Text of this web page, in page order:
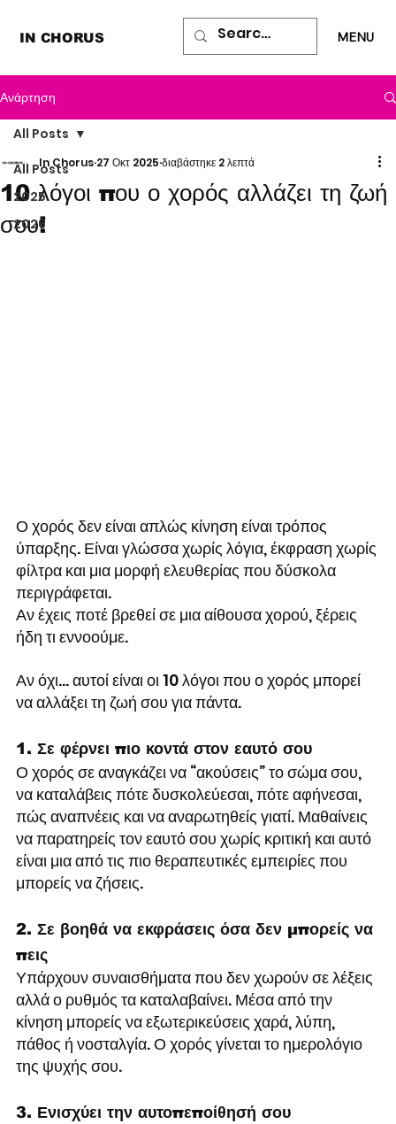
IN CHORUS MENU
Ανάρτηση
All Posts
2025
2026
All Posts
10 λόγοι που ο χορός αλλάζει τη ζωή
σου!
In Chorus 27 Οκτ 2025 διαβάστηκε 2 λεπτά
Ο χορός δεν είναι απλώς κίνηση είναι τρόπος
ύπαρξης. Είναι γλώσσα χωρίς λόγια, έκφραση χωρίς
φίλτρα και μια μορφή ελευθερίας που δύσκολα
περιγράφεται.
Αν έχεις ποτέ βρεθεί σε μια αίθουσα χορού, ξέρεις
ήδη τι εννοούμε.
Αν όχι… αυτοί είναι οι 10 λόγοι που ο χορός μπορεί
να αλλάξει τη ζωή σου για πάντα.
1. Σε φέρνει πιο κοντά στον εαυτό σου
Ο χορός σε αναγκάζει να “ακούσεις” το σώμα σου,
να καταλάβεις πότε δυσκολεύεσαι, πότε αφήνεσαι,
πώς αναπνέεις και να αναρωτηθείς γιατί. Μαθαίνεις
να παρατηρείς τον εαυτό σου χωρίς κριτική και αυτό
είναι μια από τις πιο θεραπευτικές εμπειρίες που
μπορείς να ζήσεις.
2. Σε βοηθά να εκφράσεις όσα δεν μπορείς να
πεις
Υπάρχουν συναισθήματα που δεν χωρούν σε λέξεις
αλλά ο ρυθμός τα καταλαβαίνει. Μέσα από την
κίνηση μπορείς να εξωτερικεύσεις χαρά, λύπη,
πάθος ή νοσταλγία. Ο χορός γίνεται το ημερολόγιο
της ψυχής σου.
3. Ενισχύει την αυτοπεποίθησή σου